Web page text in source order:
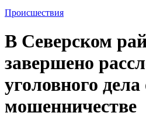
Происшествия
В Северском
завершено
уголовного дела
мошенничестве